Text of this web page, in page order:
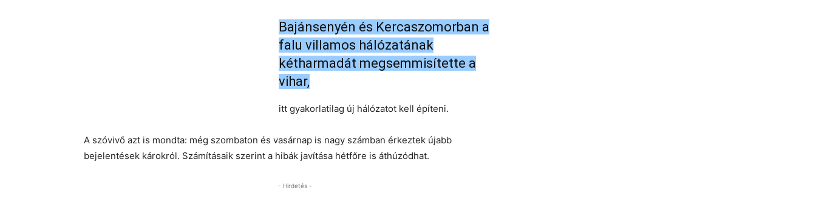
Bajánsenyén és Kercaszomorban a
falu villamos hálózatának
kétharmadát megsemmisítette a
vihar,
itt gyakorlatilag új hálózatot kell építeni.
A szóvivő azt is mondta: még szombaton és vasárnap is nagy számban érkeztek újabb
bejelentések károkról. Számításaik szerint a hibák javítása hétfőre is áthúzódhat.
- Hirdetés -